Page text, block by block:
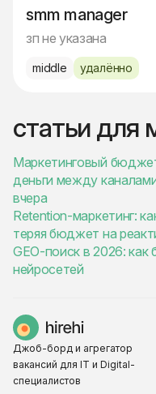
smm manager
зп не указана
middle удалённо
статьи для
Маркетинговый
деньги между
вчера
Retention-маркетинг:
теряя бюджет на
GEO-поиск в 2026:
нейросетей
Джоб-борд и агрегатор
вакансий для IT и Digital-
специалистов